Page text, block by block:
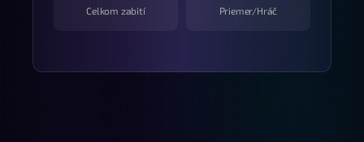
Celkom zabití Priemer/Hráč